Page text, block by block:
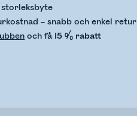
– snabb och enkel retur
och få 15 % rabatt